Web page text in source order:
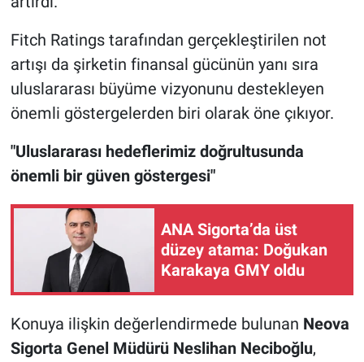
Fitch Ratings tarafından gerçekleştirilen not
artışı da şirketin finansal gücünün yanı sıra
uluslararası büyüme vizyonunu destekleyen
önemli göstergelerden biri olarak öne çıkıyor.
"Uluslararası hedeflerimiz doğrultusunda
önemli bir güven göstergesi"
ANA Sigorta’da üst
düzey atama: Doğukan
Karakaya GMY oldu
Konuya ilişkin değerlendirmede bulunan Neova
Sigorta Genel Müdürü Neslihan Neciboğlu,